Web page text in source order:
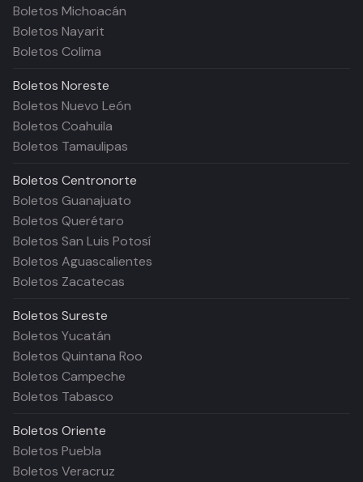
Boletos Michoacán
Boletos Nayarit
Boletos Colima
Boletos Noreste
Boletos Nuevo León
Boletos Coahuila
Boletos Tamaulipas
Boletos Centronorte
Boletos Guanajuato
Boletos Querétaro
Boletos San Luis Potosí
Boletos Aguascalientes
Boletos Zacatecas
Boletos Sureste
Boletos Yucatán
Boletos Quintana Roo
Boletos Campeche
Boletos Tabasco
Boletos Oriente
Boletos Puebla
Boletos Veracruz